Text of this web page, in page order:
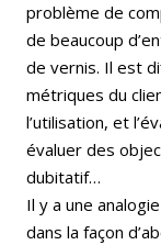
problème de
de beaucoup
de vernis. Il est
métriques du
l’utilisation, et
évaluer des
dubitatif…
Il y a une
dans la façon